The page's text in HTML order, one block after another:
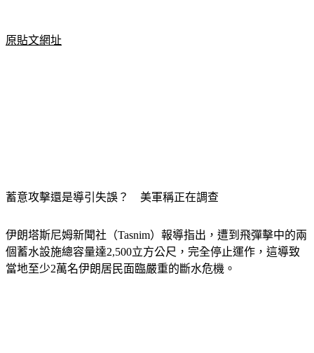
原貼文網址
蓄意攻擊還是導引失誤？　美軍稱正在調查
伊朗塔斯尼姆新聞社（Tasnim）報導指出，遭到飛彈擊中的兩
個蓄水設施總容量達2,500立方公尺，完全停止運作，這導致
當地至少2萬名伊朗居民面臨嚴重的斷水危機。